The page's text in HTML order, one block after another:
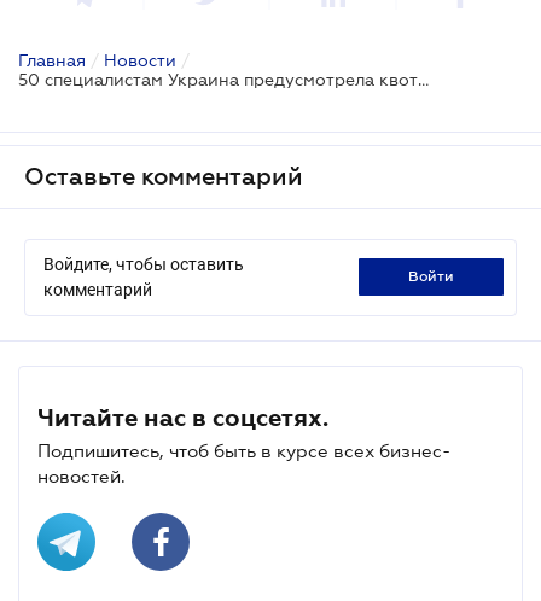
Главная / Новости /
50 специалистам Украина предусмотрела квоты на иммиграцию: перечень по ссылке
Оставьте комментарий
Войдите, чтобы оставить
комментарий
войти
Читайте нас в соцсетях.
Подпишитесь, чтоб быть в курсе всех бизнес-
новостей.